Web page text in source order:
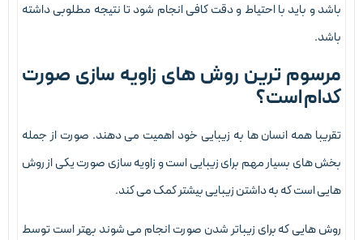
و باید با احتیاط و دقت کافی انجام شود تا نتیجه مطلوبی داشته
ترین روش های زاویه سازی صورت
است؟
همه انسان ها به زیبایی خود اهمیت می دهند. صورت از جمله
های بسیار مهم برای زیبایی است و زاویه سازی صورت یکی از روش
است که به داشتن زیبایی بیشتر کمک می کند.
هایی که برای زیباتر شدن صورت انجام می شوند بهتر است توسط